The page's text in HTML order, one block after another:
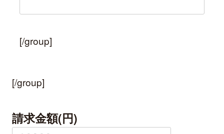
[/group]
[/group]
請求金額(円)